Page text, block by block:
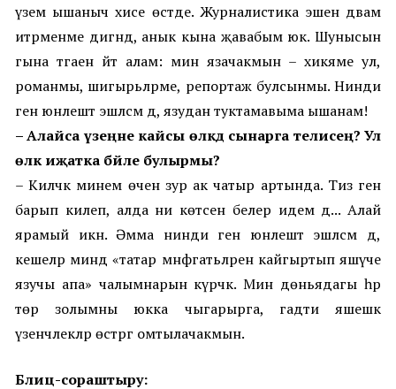
үземә ышаныч хисе өстәде. Журналистика эшен дәвам
итәрменме дигәндә, анык кына җавабым юк. Шунысын
гына тәгаен әйтә алам: мин язачакмын – хикәяме ул,
романмы, шигырьләрме, репортаж булсынмы. Нинди
генә юнәлештә эшләсәм дә, язудан туктамавыма ышанам!
–Алайса үзеңне кайсы өлкәдә сынарга телисең?Ул
өлкә иҗатка бәйле булырмы?
–Киләчәк минем өчен зур ак чатыр артында. Тиз генә
барып килеп, алда ни көтәсен белер идем дә... Алай
ярамый икән. Әмма нинди генә юнәлештә эшләсәм дә,
кешеләр миндә «татар мәнфәгатьләрен кайгыртып яшәүче
язучы апа» чалымнарын күрәчәк. Мин дөньядагы һәр
төр золымны юкка чыгарырга, гадәти яшәешкә
үзенчәлекләр өстәргә омтылачакмын.
Блиц-сораштыру: